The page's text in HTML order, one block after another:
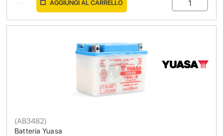
AGGIUNGI AL CARRELLO
Batteria Yuasa
(AB3482)